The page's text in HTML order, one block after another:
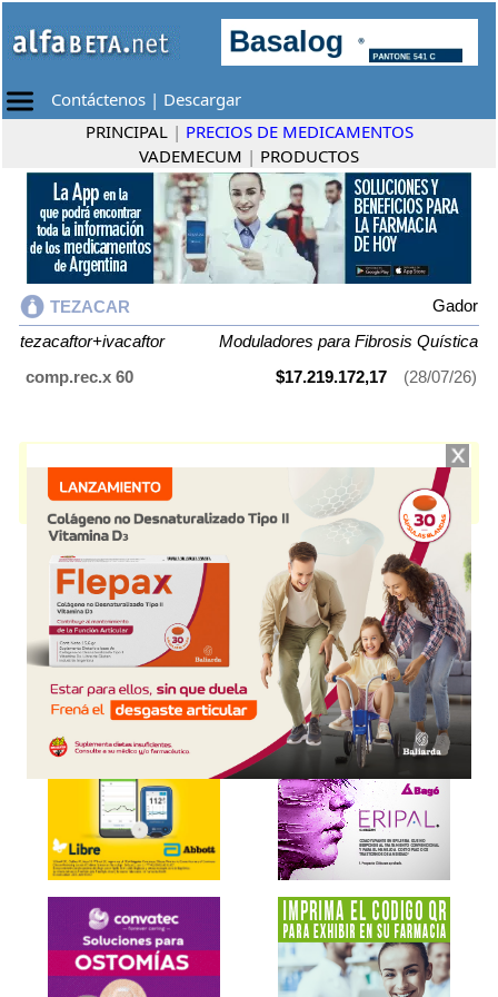
Contáctenos | Descargar
PRINCIPAL | PRECIOS DE MEDICAMENTOS
VADEMECUM | PRODUCTOS
TEZACAR
Gador
tezacaftor+ivacaftor
Moduladores para Fibrosis Quística
comp.rec.x 60
$17.219.172,17 (28/07/26)
Moduladores
para Fibrosis Quística
y cuenta con 1
presentación disponible.
Explorar más
Otros productos con
tezacaftor+ivacaftor
Otros productos de